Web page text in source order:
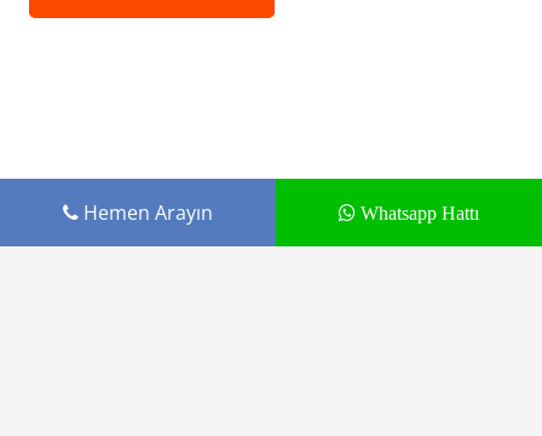
Hemen Arayın Whatsapp Hattı